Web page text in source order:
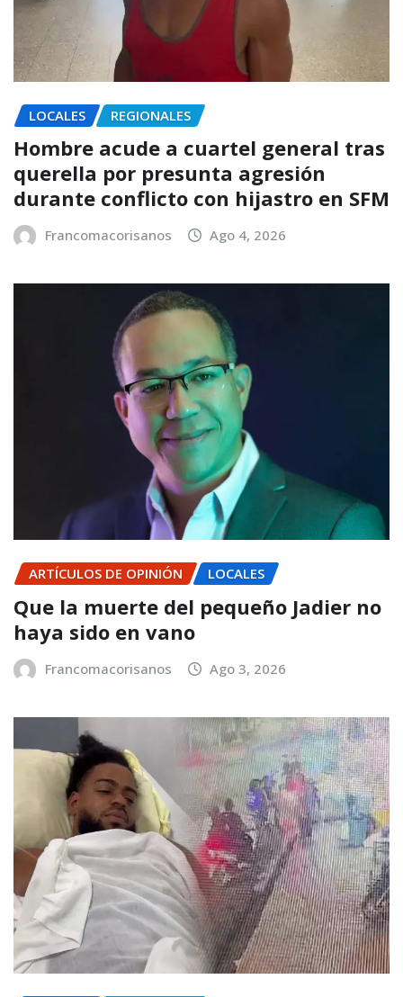
LOCALES REGIONALES
Hombre acude a cuartel general tras
querella por presunta agresión
durante conflicto con hijastro en SFM
Francomacorisanos Ago 4, 2026
ARTÍCULOS DE OPINIÓN LOCALES
Que la muerte del pequeño Jadier no
haya sido en vano
Francomacorisanos Ago 3, 2026